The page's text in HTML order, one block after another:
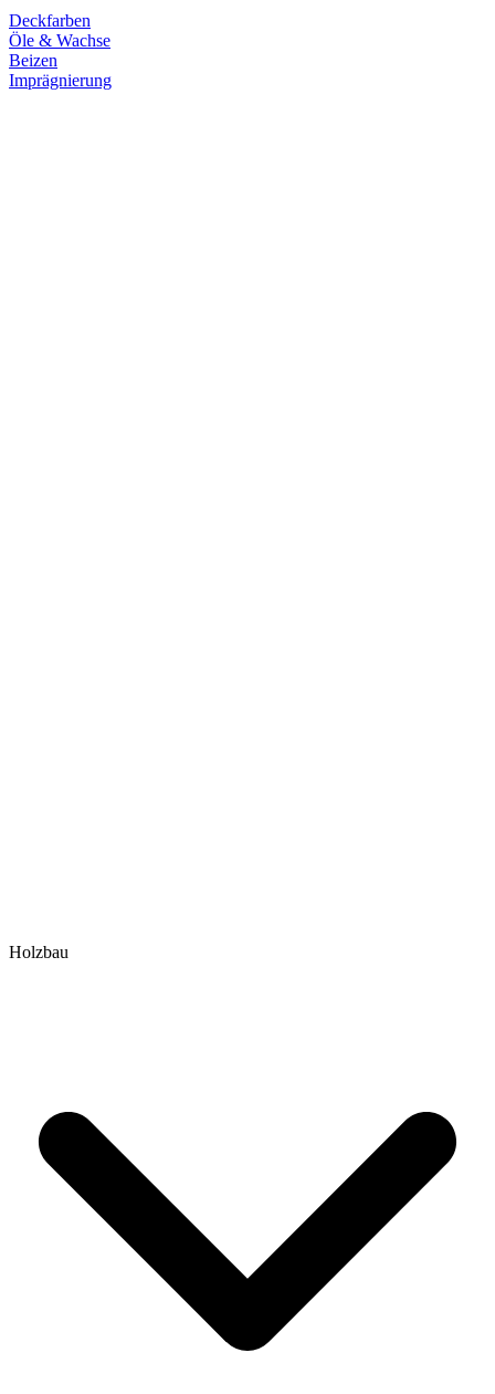
Deckfarben
Öle & Wachse
Beizen
Imprägnierung
Holzbau